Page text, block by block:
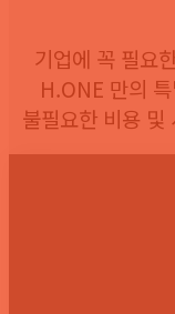
기업에 꼭 필요
H.ONE 만의
불필요한 비용 및